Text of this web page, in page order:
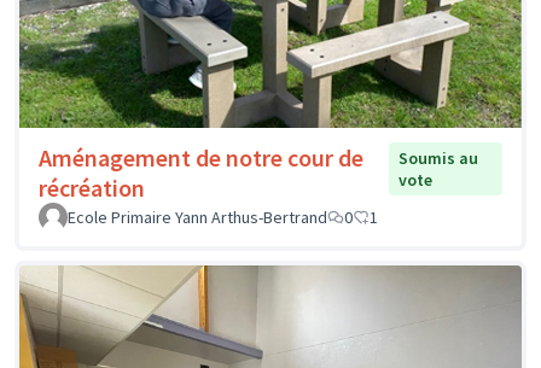
Aménagement de notre cour de
récréation
Soumis au
vote
Ecole Primaire Yann Arthus-Bertrand
0 1